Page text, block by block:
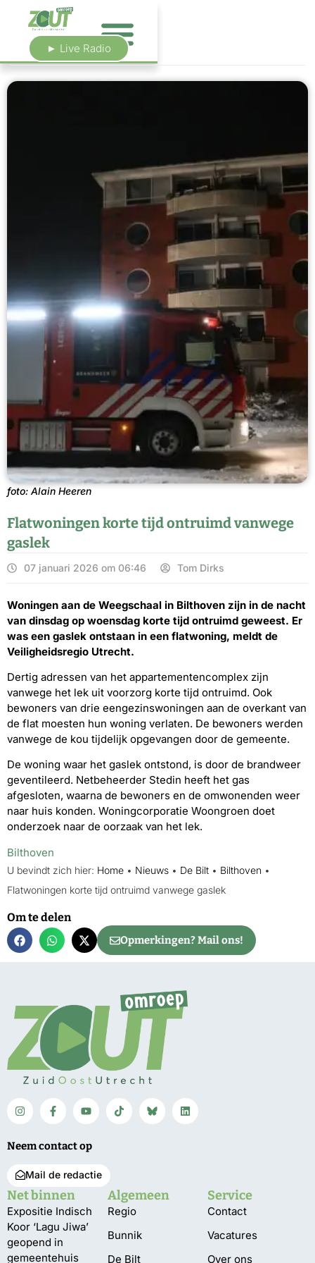
► Live Radio
foto: Alain Heeren
Flatwoningen korte tijd ontruimd vanwege
gaslek
07 januari 2026 om 06:46 Tom Dirks
Woningen aan de Weegschaal in Bilthoven zijn in de nacht
van dinsdag op woensdag korte tijd ontruimd geweest. Er
was een gaslek ontstaan in een flatwoning, meldt de
Veiligheidsregio Utrecht.
Dertig adressen van het appartementencomplex zijn
vanwege het lek uit voorzorg korte tijd ontruimd. Ook
bewoners van drie eengezinswoningen aan de overkant van
de flat moesten hun woning verlaten. De bewoners werden
vanwege de kou tijdelijk opgevangen door de gemeente.
De woning waar het gaslek ontstond, is door de brandweer
geventileerd. Netbeheerder Stedin heeft het gas
afgesloten, waarna de bewoners en de omwonenden weer
naar huis konden. Woningcorporatie Woongroen doet
onderzoek naar de oorzaak van het lek.
Bilthoven
U bevindt zich hier: Home • Nieuws • De Bilt • Bilthoven •
Flatwoningen korte tijd ontruimd vanwege gaslek
Om te delen
Opmerkingen? Mail ons!
Neem contact op
Mail de redactie
Net binnen
Expositie Indisch
Koor ‘Lagu Jiwa’
geopend in
gemeentehuis
Algemeen
Regio
Bunnik
De Bilt
Service
Contact
Vacatures
Over ons